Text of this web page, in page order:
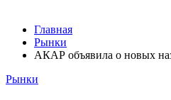
Главная
Рынки
АКАР объявила о новых
Рынки